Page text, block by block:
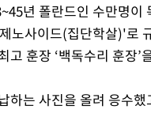
년 폴란드인 수만명이
노사이드(집단학살)'로
훈장 ‘백독수리 훈장’
는 사진을 올려 응수